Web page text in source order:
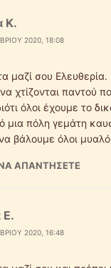
Κ.
2020, 18:08
μαζί σου Ελευθερία.
χτίζονται παντού
όλοι έχουμε το
μια πόλη γεμάτη
βάλουμε όλοι
ΝΑ ΑΠΑΝΤΉΣΕΤΕ
Ε.
2020, 16:48